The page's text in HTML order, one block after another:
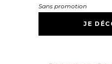
Sans promotion
JE